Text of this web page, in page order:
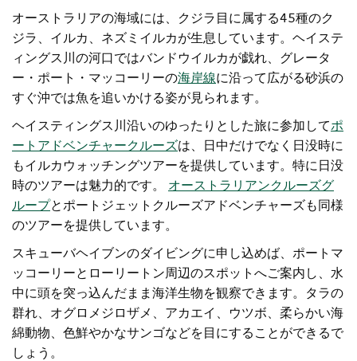
オーストラリアの海域には、クジラ目に属する45種のク
ジラ、イルカ、ネズミイルカが生息しています。ヘイステ
ィングス川の河口ではバンドウイルカが戯れ、 グレータ
ー・ポート・マッコーリーの海岸線に沿って広がる砂浜の
すぐ沖では魚を追いかける姿が見られます。
ヘイスティングス川沿いのゆったりとした旅に参加してポ
ートアドベンチャークルーズは、日中だけでなく日没時に
もイルカウォッチングツアーを提供しています。特に日没
時のツアーは魅力的です。
オーストラリアンクルーズグ
ループとポートジェットクルーズアドベンチャーズも同様
のツアーを提供しています。
スキューバヘイブンのダイビングに申し込めば、ポートマ
ッコーリーとローリートン周辺のスポットへご案内し、水
中に頭を突っ込んだまま海洋生物を観察できます。タラの
群れ、オグロメジロザメ、アカエイ、ウツボ、柔らかい海
綿動物、色鮮やかなサンゴなどを目にすることができるで
しょう。